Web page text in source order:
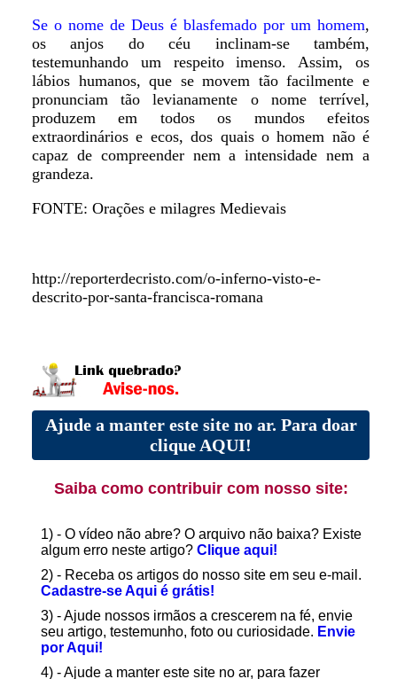
Se o nome de Deus é blasfemado por um homem,
os anjos do céu inclinam-se também,
testemunhando um respeito imenso. Assim, os
lábios humanos, que se movem tão facilmente e
pronunciam tão levianamente o nome terrível,
produzem em todos os mundos efeitos
extraordinários e ecos, dos quais o homem não é
capaz de compreender nem a intensidade nem a
grandeza.
FONTE: Orações e milagres Medievais
http://reporterdecristo.com/o-inferno-visto-e-
descrito-por-santa-francisca-romana
Ajude a manter este site no ar. Para doar
clique AQUI!
Saiba como contribuir com nosso site:
1) - O vídeo não abre? O arquivo não baixa? Existe
algum erro neste artigo? Clique aqui!
2) - Receba os artigos do nosso site em seu e-mail.
Cadastre-se Aqui é grátis!
3) - Ajude nossos irmãos a crescerem na fé, envie
seu artigo, testemunho, foto ou curiosidade. Envie
por Aqui!
4) - Ajude a manter este site no ar, para fazer